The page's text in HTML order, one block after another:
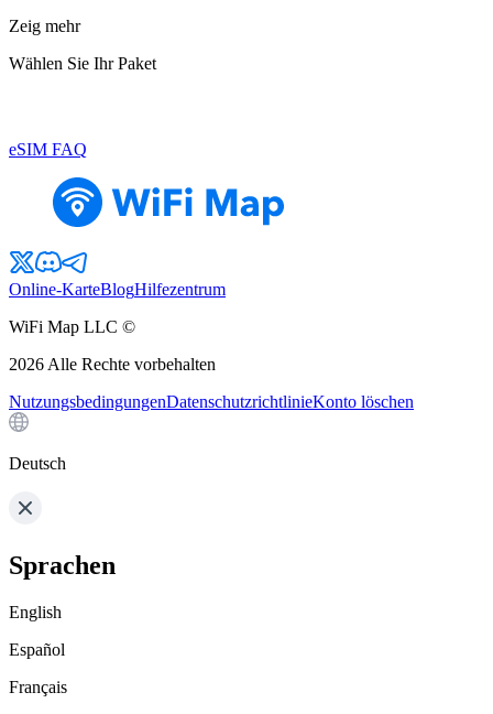
Zeig mehr
Wählen Sie Ihr Paket
eSIM FAQ
Online-KarteBlogHilfezentrum
WiFi Map LLC ©
2026 Alle Rechte vorbehalten
NutzungsbedingungenDatenschutzrichtlinieKonto löschen
Deutsch
Sprachen
English
Español
Français